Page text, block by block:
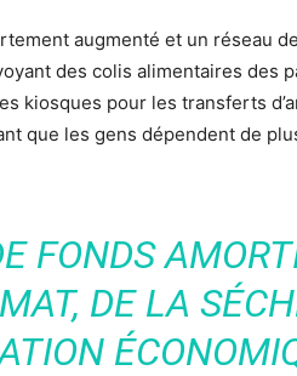
augmenté et un réseau
des colis alimentaires des
kiosques pour les transferts
que les gens dépendent de
FONDS
DE LA